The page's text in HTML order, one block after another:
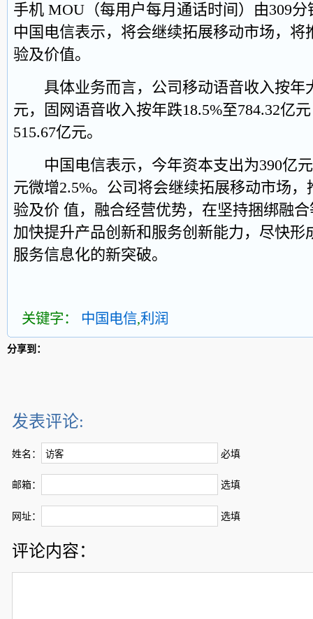
手机 MOU（每用户每月通话时间）由309
中国电信表示，将会继续拓展移动市场，将
验及价值。
具体业务而言，公司移动语音收入按年
元，固网语音收入按年跌18.5%至784.32亿
515.67亿元。
中国电信表示，今年资本支出为390亿元
元微增2.5%。公司将会继续拓展移动市场
验及价 值，融合经营优势，在坚持捆绑融
加快提升产品创新和服务创新能力，尽快形
服务信息化的新突破。
关键字： 中国电信,利润
分享到：
发表评论:
姓名： 必填
邮箱： 选填
网址： 选填
评论内容：